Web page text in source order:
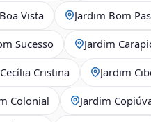
Vista Jardim Bom
Sucesso Jardim
Cristina Jardim
Colonial Jardim